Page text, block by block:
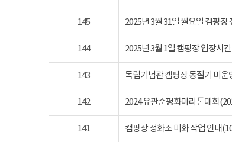
145 2025년 3월 31일 월요일 캠핑
144 2025년 3월 1일 캠핑장 입장시
143 독립기념관 캠핑장 동절기 미운
142 2024 유관순평화마라톤대회
141 캠핑장 정화조 미화 작업 안내